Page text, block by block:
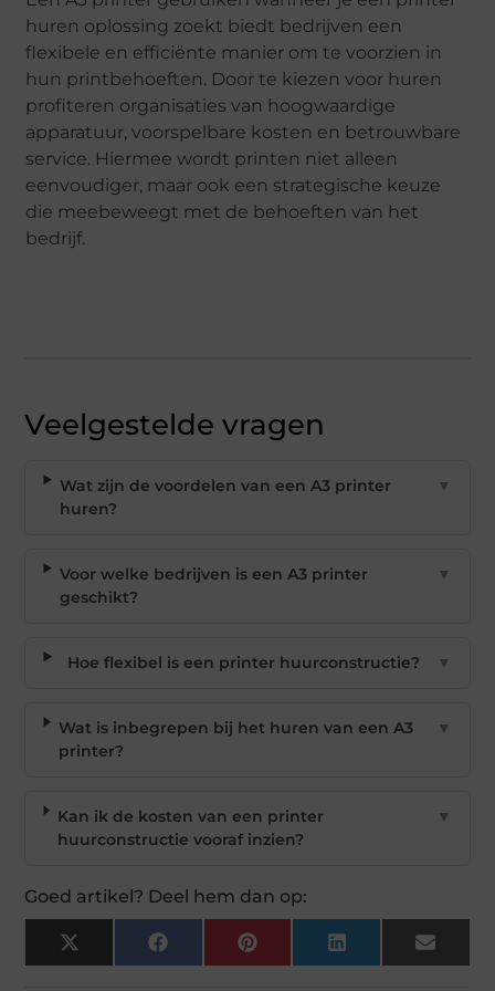
huren oplossing zoekt biedt bedrijven een
flexibele en efficiënte manier om te voorzien in
hun printbehoeften. Door te kiezen voor huren
profiteren organisaties van hoogwaardige
apparatuur, voorspelbare kosten en betrouwbare
service. Hiermee wordt printen niet alleen
eenvoudiger, maar ook een strategische keuze
die meebeweegt met de behoeften van het
bedrijf.
Veelgestelde vragen
Wat zijn de voordelen van een A3 printer
huren?
▼
Voor welke bedrijven is een A3 printer
geschikt?
▼
Hoe flexibel is een printer huurconstructie? ▼
Wat is inbegrepen bij het huren van een A3
printer?
▼
Kan ik de kosten van een printer
huurconstructie vooraf inzien?
▼
Goed artikel? Deel hem dan op:
X
(Twitter)
Facebook Pinterest LinkedIn Email